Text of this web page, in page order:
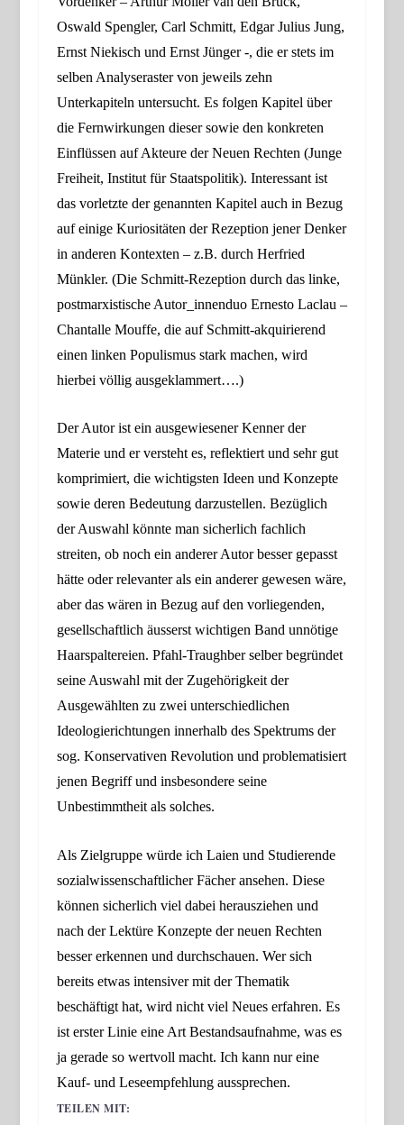
Oswald Spengler, Carl Schmitt, Edgar Julius Jung,
Ernst Niekisch und Ernst Jünger -, die er stets im
selben Analyseraster von jeweils zehn
Unterkapiteln untersucht. Es folgen Kapitel über
die Fernwirkungen dieser sowie den konkreten
Einflüssen auf Akteure der Neuen Rechten (Junge
Freiheit, Institut für Staatspolitik). Interessant ist
das vorletzte dergenannten Kapitel auch in Bezug
auf einige Kuriositäten der Rezeption jener Denker
in anderen Kontexten – z.B. durch Herfried
Münkler. (Die Schmitt-Rezeption durch das linke,
postmarxistische Autor_innenduo Ernesto Laclau –
Chantalle Mouffe, die auf Schmitt-akquirierend
einen linken Populismus stark machen, wird
hierbei völlig ausgeklammert….)
Der Autor ist ein ausgewiesener Kennerder
Materie und er versteht es, reflektiert und sehr gut
komprimiert, die wichtigsten Ideen und Konzepte
sowie deren Bedeutung darzustellen. Bezüglich
der Auswahl könnte man sicherlich fachlich
streiten, ob noch ein anderer Autor besser gepasst
hätte oder relevanter als ein anderer gewesen wäre,
aber das wären in Bezug auf den vorliegenden,
gesellschaftlich äusserst wichtigen Band unnötige
Haarspaltereien. Pfahl-Traughber selber begründet
seine Auswahl mit der Zugehörigkeit der
Ausgewählten zu zwei unterschiedlichen
Ideologierichtungen innerhalb des Spektrums der
sog. Konservativen Revolution und problematisiert
jenen Begriff und insbesondere seine
Unbestimmtheit als solches.
Als Zielgruppe würde ich Laien und Studierende
sozialwissenschaftlicher Fächeransehen. Diese
können sicherlich viel dabei herausziehen und
nach der Lektüre Konzepte der neuen Rechten
besser erkennen und durchschauen. Wer sich
bereits etwas intensiver mit der Thematik
beschäftigt hat, wird nicht viel Neues erfahren. Es
ist erster Linie eine Art Bestandsaufnahme, was es
ja gerade so wertvoll macht. Ich kann nur eine
Kauf- und Leseempfehlung aussprechen.
TEILEN MIT: